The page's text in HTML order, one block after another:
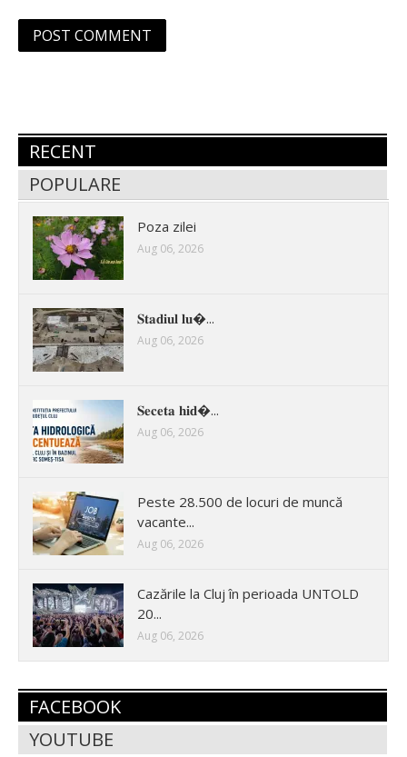
RECENT
POPULARE
Poza zilei
Aug 06, 2026
𝐒𝐭𝐚𝐝𝐢𝐮𝐥 𝐥𝐮�...
Aug 06, 2026
𝐒𝐞𝐜𝐞𝐭𝐚 𝐡𝐢𝐝�...
Aug 06, 2026
Peste 28.500 de locuri de muncă
vacante...
Aug 06, 2026
Cazările la Cluj în perioada UNTOLD
20...
Aug 06, 2026
FACEBOOK
YOUTUBE